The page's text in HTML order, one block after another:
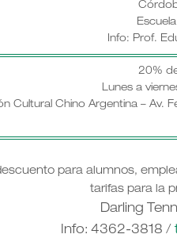
Info: Prof.
20%
Lunes a
Cultural Chino Argentina – Av.
para alumnos,
tarifas para la
Darling
Info: 4362-3818 /